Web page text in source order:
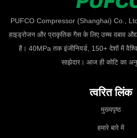
PUFCO Compressor (Shanghai) Co.,
हाइड्रोजन और प्राकृतिक गैस के लिए उच्च दबाव
है। 40MPa तक इंजीनियर्ड, 150+ देशों में
साझेदार। आज ही कोटि का
त्वरित लिंक
मुख्यपृष्ठ
हमारे बारे में